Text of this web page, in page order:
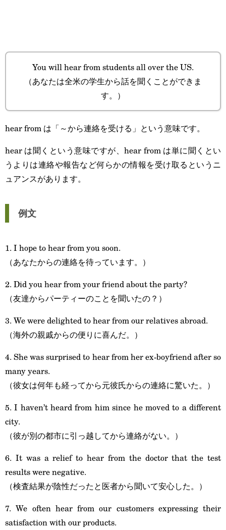
You will hear from students all over the US.
（あなたは全米の学生から話を聞くことができま
す。）
hear from は「～から連絡を受ける」という意味です。
hear は聞くという意味ですが、hear from は単に聞くとい
うよりは連絡や報告など何らかの情報を受け取るというニ
ュアンスがあります。
例文
1. I hope to hear from you soon.
（あなたからの連絡を待っています。）
2. Did you hear from your friend about the party?
（友達からパーティーのことを聞いたの？）
3. We were delighted to hear from our relatives abroad.
（海外の親戚からの便りに喜んだ。）
4. She was surprised to hear from her ex-boyfriend after so
many years.
（彼女は何年も経ってから元彼氏からの連絡に驚いた。）
5. I haven’t heard from him since he moved to a different
city.
（彼が別の都市に引っ越してから連絡がない。）
6. It was a relief to hear from the doctor that the test
results were negative.
（検査結果が陰性だったと医者から聞いて安心した。）
7. We often hear from our customers expressing their
satisfaction with our products.